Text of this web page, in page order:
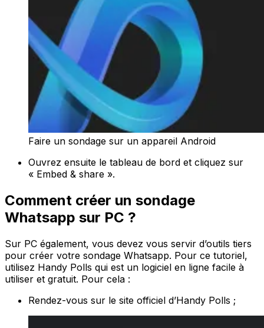
Faire un sondage sur un appareil Android
Ouvrez ensuite le tableau de bord et cliquez sur
« Embed & share ».
Comment créer un sondage
Whatsapp sur PC ?
Sur PC également, vous devez vous servir d’outils tiers
pour créer votre sondage Whatsapp. Pour ce tutoriel,
utilisez Handy Polls qui est un logiciel en ligne facile à
utiliser et gratuit. Pour cela :
Rendez-vous sur le site officiel d’Handy Polls ;